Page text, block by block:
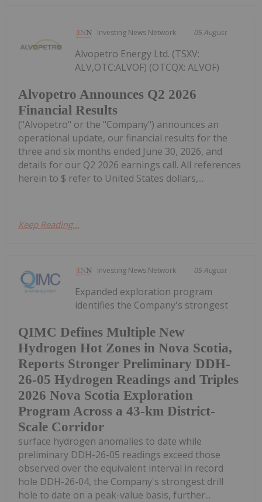
Investing News Network 05 August
Alvopetro Announces Q2 2026
Financial Results
Alvopetro Energy Ltd. (TSXV:
ALV,OTC:ALVOF) (OTCQX: ALVOF)
("Alvopetro" or the "Company") announces an
operational update, our financial results for the
three and six months ended June 30, 2026, and
details for our Q2 2026 earnings call. All references
herein to $ refer to United States dollars,...
Keep Reading...
Investing News Network 05 August
QIMC Defines Multiple New
Hydrogen Hot Zones in Nova Scotia,
Reports Stronger Preliminary DDH-
26-05 Hydrogen Readings and Triples
2026 Nova Scotia Exploration
Program Across a 43-km District-
Scale Corridor
Expanded exploration program
identifies the Company's strongest
surface hydrogen anomalies to date while
preliminary DDH-26-05 readings exceed those
observed over the equivalent interval in record
hole DDH-26-04, the Company's strongest drill
hole to date on a peak-value basis, further...